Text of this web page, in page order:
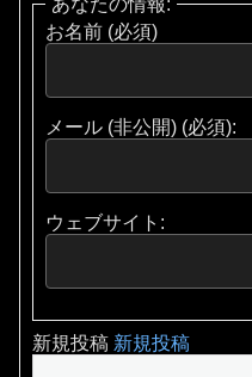
お名前 (必須)
メール (非公開) (必須):
ウェブサイト:
新規投稿 新規投稿